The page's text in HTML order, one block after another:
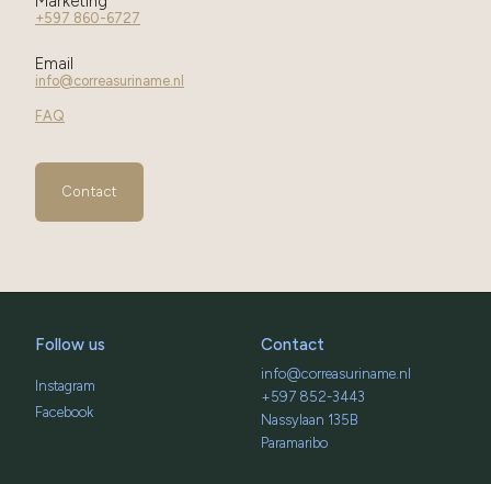
+597 860-6727
Email
info@correasuriname.nl
FAQ
Contact
Contact
info@correasuriname.nl
+597 852-3443
Nassylaan 135B
Paramaribo
Follow us
Instagram
Facebook